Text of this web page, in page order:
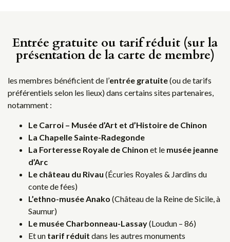
Entrée gratuite ou tarif réduit (sur la
présentation de la carte de membre)
les membres bénéficient de l’entrée gratuite(ou de tarifs
préférentiels selon les lieux) dans certains sites partenaires,
notamment :
Le Carroi – Musée d’Art et d’Histoire de Chinon
La Chapelle Sainte-Radegonde
La Forteresse Royale de Chinon et le musée jeanne
d’Arc
Le château du Rivau (Écuries Royales & Jardins du
conte de fées)
L’ethno-musée Anako (Château de la Reine de Sicile, à
Saumur)
Le musée Charbonneau-Lassay(Loudun – 86)
Et un tarif réduit dans les autres monuments